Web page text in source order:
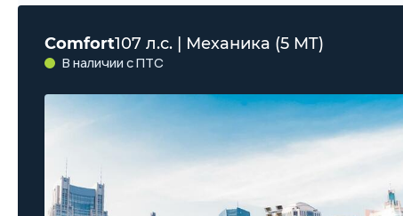
Comfort107 л.с. | Механика (5 MT)
В наличии с ПТС